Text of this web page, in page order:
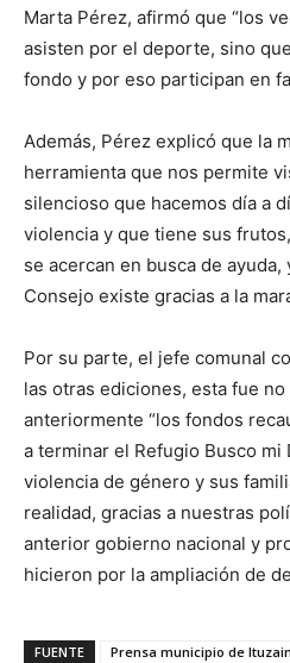
Marta Pérez, afirmó que “los
asisten por el deporte, sino
fondo y por eso participan en
Además, Pérez explicó que la
herramienta que nos permite
silencioso que hacemos día a
violencia y que tiene sus
se acercan en busca de
Consejo existe gracias a la
Por su parte, el jefe comunal
las otras ediciones, esta fue no
anteriormente “los fondos
a terminar el Refugio Busco mi
violencia de género y sus
realidad, gracias a nuestras
anterior gobierno nacional y
hicieron por la ampliación de
FUENTE Prensa municipio de